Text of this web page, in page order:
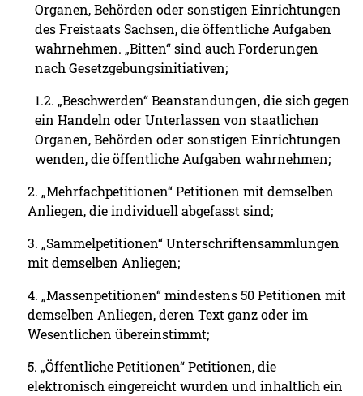
Organen, Behörden oder sonstigen Einrichtungen
des Freistaats Sachsen, die öffentliche Aufgaben
wahrnehmen. „Bitten“ sind auch Forderungen
nach Gesetzgebungsinitiativen;
1.2. „Beschwerden“ Beanstandungen, die sich gegen
ein Handeln oder Unterlassen von staatlichen
Organen, Behörden oder sonstigen Einrichtungen
wenden, die öffentliche Aufgaben wahrnehmen;
2. „Mehrfachpetitionen“ Petitionen mit demselben
Anliegen, die individuell abgefasst sind;
3. „Sammelpetitionen“ Unterschriftensammlungen
mit demselben Anliegen;
4. „Massenpetitionen“ mindestens 50 Petitionen mit
demselben Anliegen, deren Text ganz oder im
Wesentlichen übereinstimmt;
5. „Öffentliche Petitionen“ Petitionen, die
elektronisch eingereicht wurden und inhaltlich ein